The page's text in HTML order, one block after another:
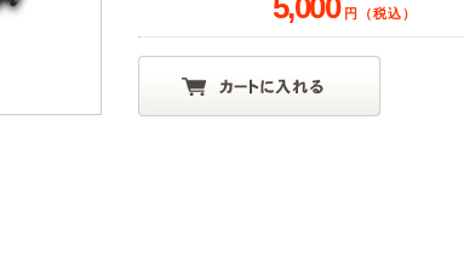
5,000 円（税込）